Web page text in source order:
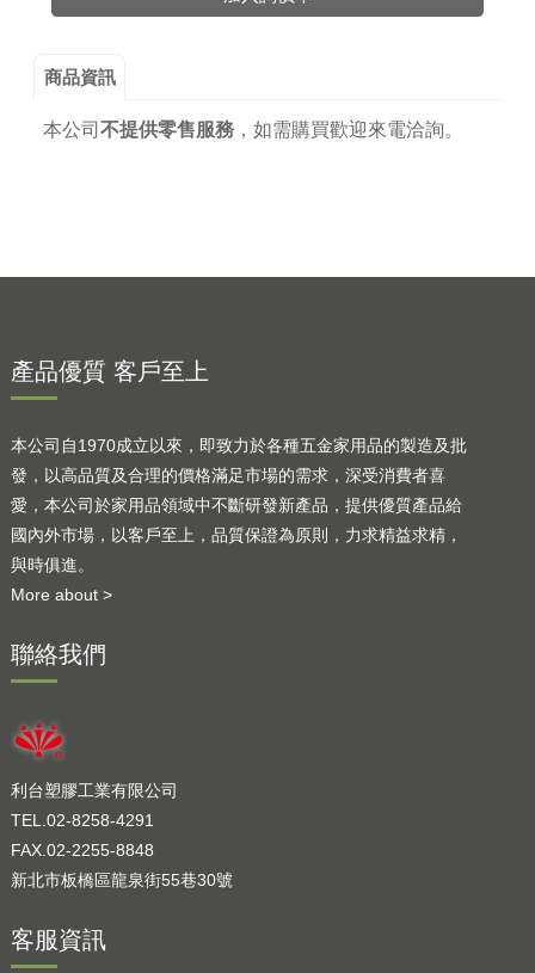
商品資訊
本公司 不提供零售服務， 如需購買歡迎來電洽詢。
產品優質 客戶至上
本公司自1970成立以來，即致力於各種五金家用品的製造及批
發，以高品質及合理的價格滿足市場的需求，深受消費者喜
愛，本公司於家用品領域中不斷研發新產品，提供優質產品給
國內外市場，以客戶至上，品質保證為原則，力求精益求精，
與時俱進。
More about >
聯絡我們
利台塑膠工業有限公司
TEL.02-8258-4291
FAX.02-2255-8848
新北市板橋區龍泉街55巷30號
客服資訊